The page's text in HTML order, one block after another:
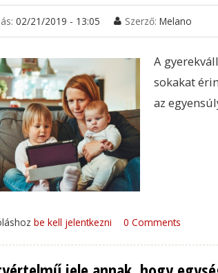
02/21/2019 - 13:05 Szerző: Melano
A
sokakat
az
be kell jelentkezni 0 Comments